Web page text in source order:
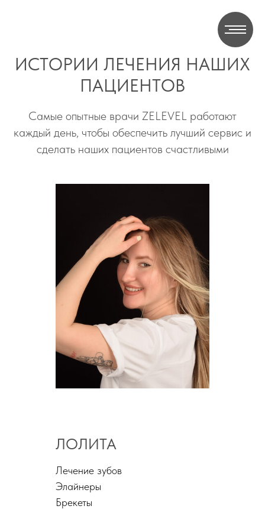
ИСТОРИИ ЛЕЧЕНИЯ НАШИХ
ПАЦИЕНТОВ
Самые опытные врачи ZELEVEL работают
каждый день, чтобы обеспечить лучший сервис и
сделать наших пациентов счастливыми
ЛОЛИТА
Лечение зубов
Элайнеры
Брекеты